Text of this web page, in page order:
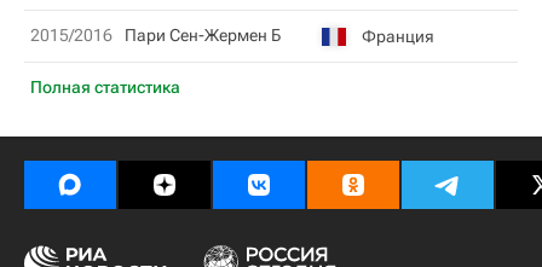
Полная статистика
2015/2016 Пари Сен-Жермен Б Франция